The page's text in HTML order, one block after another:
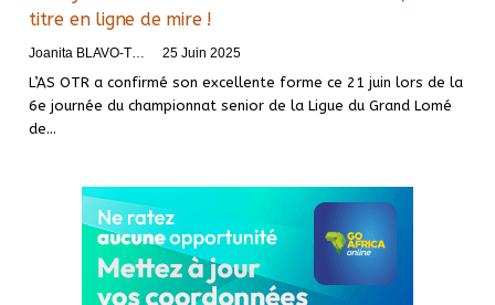
titre en ligne de mire !
25 Juin 2025
L’AS OTR a confirmé son excellente forme ce 21 juin lors de la
6e journée du championnat senior de la Ligue du Grand Lomé
de…